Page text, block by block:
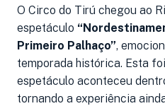
O Circo do Tirú chegou ao
espetáculo
Primeiro Palhaço”,
temporada histórica. Esta
espetáculo aconteceu
tornando a experiência